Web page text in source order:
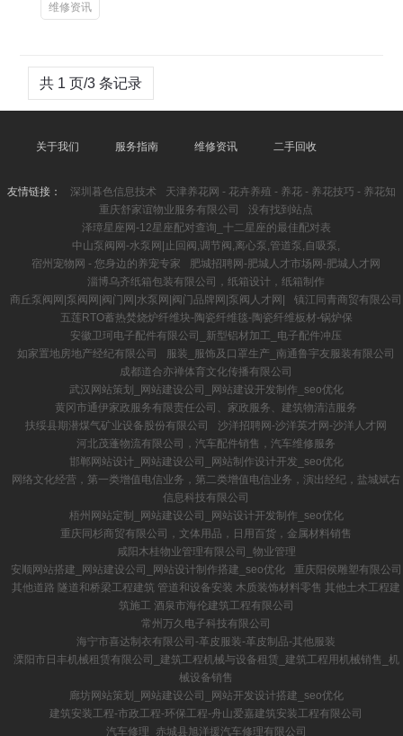
维修资讯
共 1 页/3 条记录
关于我们 服务指南 维修资讯 二手回收
友情链接： 深圳暮色信息技术
天津养花网 - 花卉养殖 - 养花 - 养花技巧 - 养花知
重庆舒家谊物业服务有限公司
没有找到站点
泽璋星座网-12星座配对查询_十二星座的最佳配对表
中山泵阀网-水泵网|止回阀,调节阀,离心泵,管道泵,自吸泵,
宿州宠物网 - 您身边的养宠专家
肥城招聘网-肥城人才市场网-肥城人才网
淄博乌齐纸箱包装有限公司，纸箱设计，纸箱制作
商丘泵阀网|泵阀网|阀门网|水泵网|阀门品牌网|泵阀人才网|
镇江同青商贸有限公司
五莲RTO蓄热焚烧炉纤维块-陶瓷纤维毯-陶瓷纤维板材-锅炉保
安徽卫珂电子配件有限公司_新型铝材加工_电子配件冲压
如家置地房地产经纪有限公司
服装_服饰及口罩生产_南通鲁宇友服装有限公司
成都道合亦禅体育文化传播有限公司
武汉网站策划_网站建设公司_网站建设开发制作_seo优化
黄冈市通伊家政服务有限责任公司、家政服务、建筑物清洁服务
扶绥县期潜煤气矿业设备股份有限公司
沙洋招聘网-沙洋英才网-沙洋人才网
河北茂蓬物流有限公司，汽车配件销售，汽车维修服务
邯郸网站设计_网站建设公司_网站制作设计开发_seo优化
网络文化经营，第一类增值电信业务，第二类增值电信业务，演出经纪，盐城斌右
信息科技有限公司
梧州网站定制_网站建设公司_网站设计开发制作_seo优化
重庆同杉商贸有限公司，文体用品，日用百货，金属材料销售
咸阳木桂物业管理有限公司_物业管理
安顺网站搭建_网站建设公司_网站设计制作搭建_seo优化
重庆阳侯雕塑有限公司
其他道路 隧道和桥梁工程建筑 管道和设备安装 木质装饰材料零售 其他土木工程建
筑施工 酒泉市海伦建筑工程有限公司
常州万久电子科技有限公司
海宁市喜达制衣有限公司-革皮服装-革皮制品-其他服装
溧阳市日丰机械租赁有限公司_建筑工程机械与设备租赁_建筑工程用机械销售_机
械设备销售
廊坊网站策划_网站建设公司_网站开发设计搭建_seo优化
建筑安装工程-市政工程-环保工程-舟山爱嘉建筑安装工程有限公司
汽车修理_赤城县旭洋援汽车修理有限公司